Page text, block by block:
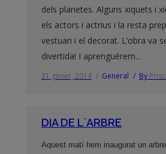
dels planetes. Alguns xiquets i
els actors i actrius i la resta
vestuari i el decorat. L’obra va
divertida! I aprenguérem…
31 gener, 2014 General By
DIA DE L´ARBRE
Aquest matí hem inaugurat un